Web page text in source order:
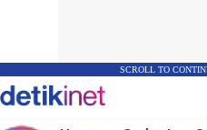
SCROLL TO